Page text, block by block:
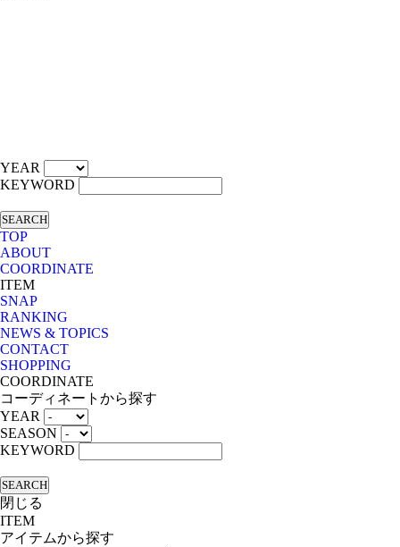
YEAR
KEYWORD
SEARCH
TOP
ABOUT
COORDINATE
ITEM
SNAP
RANKING
NEWS & TOPICS
CONTACT
SHOPPING
COORDINATE
コーディネートから探す
YEAR
SEASON
KEYWORD
SEARCH
閉じる
ITEM
アイテムから探す